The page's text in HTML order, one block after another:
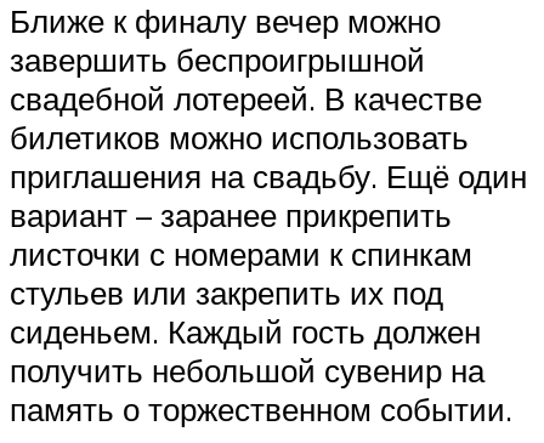
Ближе к финалу вечер можно
завершить беспроигрышной
свадебной лотереей. В качестве
билетиков можно использовать
приглашения на свадьбу. Ещё один
вариант – заранее прикрепить
листочки с номерами к спинкам
стульев или закрепить их под
сиденьем. Каждый гость должен
получить небольшой сувенир на
память о торжественном событии.